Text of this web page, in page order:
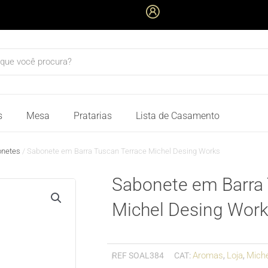
Mesa Pratarias Lista de Casamento
/ Sabonete em Barra Tuscan Terrace Michel Desing Works
Sabonete em
Michel Desing
REFSOAL384 CAT:Aromas, Loja,